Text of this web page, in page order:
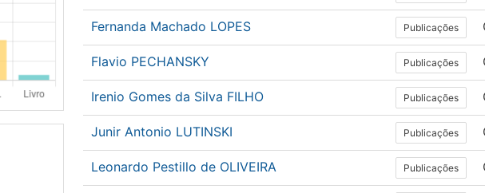
Fernanda Machado LOPES Publicações
Flavio PECHANSKY Publicações
Irenio Gomes da Silva FILHO Publicações
Junir Antonio LUTINSKI Publicações
Leonardo Pestillo de OLIVEIRA Publicações